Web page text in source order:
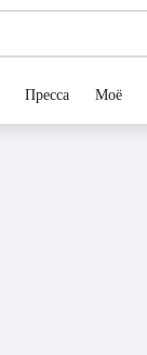
Пресса Моё